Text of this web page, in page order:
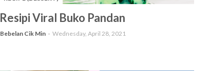
Resipi Viral Buko Pandan
Bebelan Cik Min Wednesday, April 28, 2021